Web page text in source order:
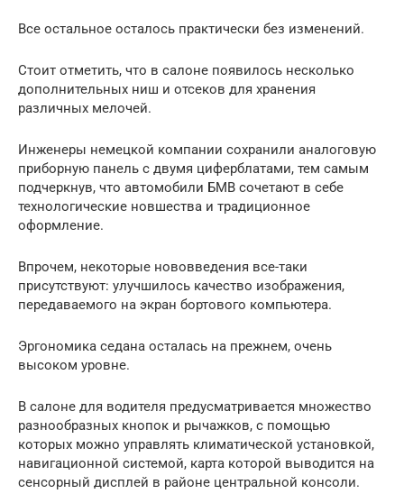
Все остальное осталось практически без изменений.
Стоит отметить, что в салоне появилось несколько
дополнительных ниш и отсеков для хранения
различных мелочей.
Инженеры немецкой компании сохранили аналоговую
приборную панель с двумя циферблатами, тем самым
подчеркнув, что автомобили БМВ сочетают в себе
технологические новшества и традиционное
оформление.
Впрочем, некоторые нововведения все-таки
присутствуют: улучшилось качество изображения,
передаваемого на экран бортового компьютера.
Эргономика седана осталась на прежнем, очень
высоком уровне.
В салоне для водителя предусматривается множество
разнообразных кнопок и рычажков, с помощью
которых можно управлять климатической установкой,
навигационной системой, карта которой выводится на
сенсорный дисплей в районе центральной консоли.